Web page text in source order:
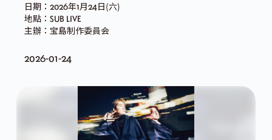
日期：2026年1月24日(六)
地點：SUB LIVE
主辦：宝島制作委員会
2026-01-24